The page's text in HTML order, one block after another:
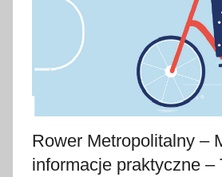
Rower Metropolitalny –
informacje praktyczne –